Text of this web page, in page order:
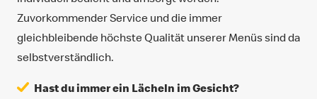
Zuvorkommender Service und die immer
gleichbleibende höchste Qualität unserer Menüs sind da
selbstverständlich.
Hast du immer ein Lächeln im Gesicht?